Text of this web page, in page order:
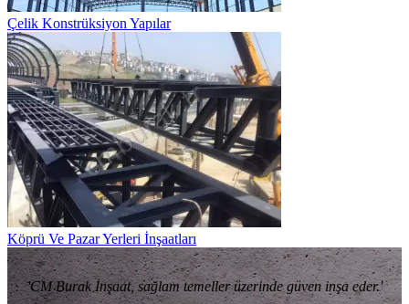
Çelik Konstrüksiyon Yapılar
Köprü Ve Pazar Yerleri İnşaatları
'CM Burak İnşaat, sağlam temeller üzerinde güven inşa eder.'